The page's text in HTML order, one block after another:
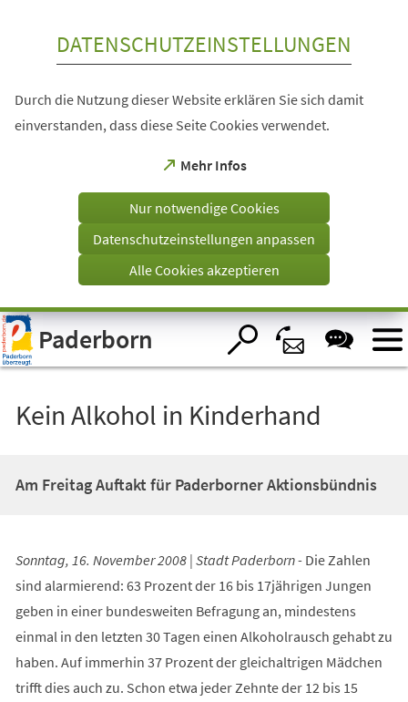
Visuelle
Assistenzsoftware
öffnen.
DATENSCHUTZEINSTELLUNGEN
Durch die Nutzung dieser Website erklären Sie sich damit
einverstanden, dass diese Seite Cookies verwendet.
Mehr Infos
(Öffnet
einem
Tab)
Nur notwendige Cookies
Datenschutzeinstellungen anpassen
Alle Cookies akzeptieren
Paderborn
Kein Alkohol in Kinderhand
Am Freitag Auftakt für Paderborner Aktionsbündnis
Sonntag, 16. November 2008 | Stadt Paderborn - Die Zahlen
sind alarmierend: 63 Prozent der 16 bis 17jährigen Jungen
geben in einer bundesweiten Befragung an, mindestens
einmal in den letzten 30 Tagen einen Alkoholrausch gehabt zu
haben. Auf immerhin 37 Prozent der gleichaltrigen Mädchen
trifft dies auch zu. Schon etwa jeder Zehnte der 12 bis 15